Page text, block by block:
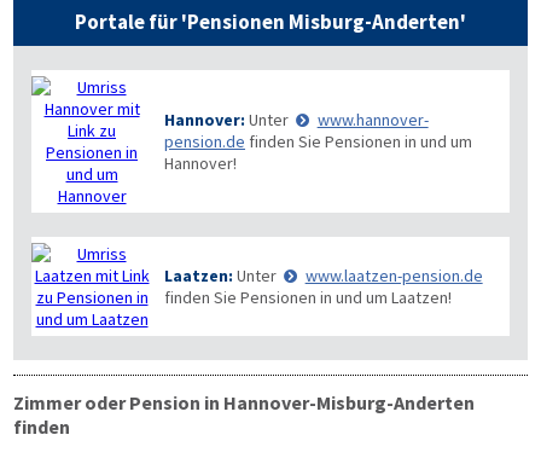
Portale für 'Pensionen Misburg-Anderten'
Hannover: Unter
www.hannover-
pension.de finden Sie Pensionen in und um
Hannover!
Laatzen: Unter
www.laatzen-pension.de
finden Sie Pensionen in und um Laatzen!
Zimmer oder Pension in Hannover-Misburg-Anderten
finden